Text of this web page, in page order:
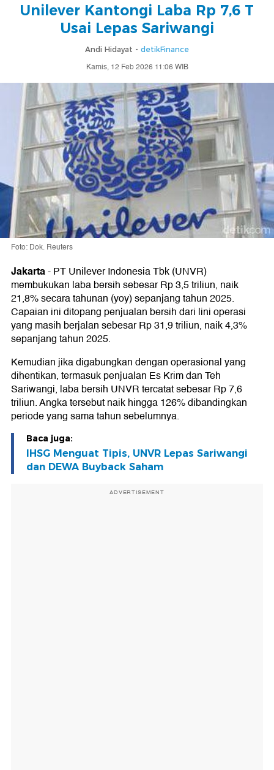
Unilever Kantongi Laba Rp 7,6 T
Usai Lepas Sariwangi
Andi Hidayat - detikFinance
Kamis, 12 Feb 2026 11:06 WIB
Foto: Dok. Reuters
Jakarta-PT Unilever Indonesia Tbk (UNVR)
membukukan laba bersih sebesar Rp 3,5 triliun, naik
21,8% secara tahunan (yoy) sepanjang tahun 2025.
Capaian ini ditopang penjualan bersih dari lini operasi
yang masih berjalan sebesar Rp 31,9 triliun, naik 4,3%
sepanjang tahun 2025.
Kemudian jika digabungkan dengan operasional yang
dihentikan, termasuk penjualan Es Krim dan Teh
Sariwangi, laba bersih UNVR tercatat sebesar Rp 7,6
triliun. Angka tersebut naik hingga 126% dibandingkan
periode yang sama tahun sebelumnya.
Baca juga:
IHSG Menguat Tipis, UNVR Lepas Sariwangi
dan DEWA Buyback Saham
ADVERTISEMENT